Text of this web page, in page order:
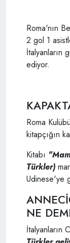
Roma'nın
2 gol 1
İtalyanların
ediyor.
Roma
kitapçığın
Kitabı
Türkler)
Udinese'ye
NE
İtalyanların